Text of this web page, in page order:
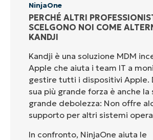
NinjaOne
PERCHÉ ALTRI
SCELGONO NOI COME
KANDJI
Kandji è una soluzione MDM
Apple che aiuta i team IT a
gestire tutti i dispositivi Apple.
sua più grande forza è anche la
grande debolezza: Non offre
supporto per altri sistemi
In confronto, NinjaOne aiuta le